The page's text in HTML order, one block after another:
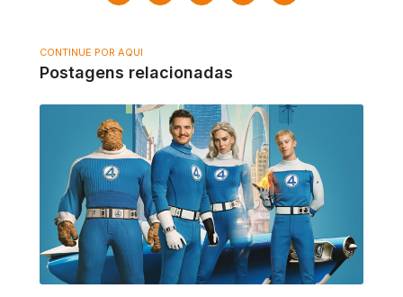
CONTINUE POR AQUI
Postagens relacionadas